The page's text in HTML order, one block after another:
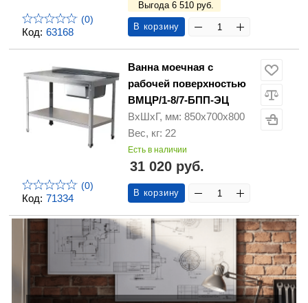
Код: 63168
(0)
Выгода 6 510 руб.
В корзину
Код: 71334
(0)
Ванна моечная с
рабочей поверхностью
ВМЦР/1-8/7-БПП-ЭЦ
ВхШхГ, мм: 850х700х800
Вес, кг: 22
Есть в наличии
31 020 руб.
В корзину